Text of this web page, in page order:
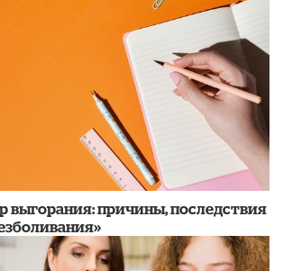
выгорания: причины, последствия